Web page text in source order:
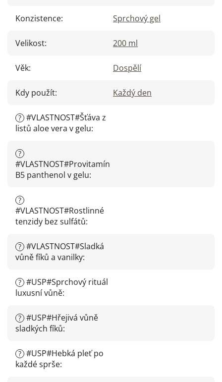
Konzistence: Sprchový gel
Velikost: 200 ml
Věk: Dospělí
Kdy použít: Každý den
? #VLASTNOST#Šťáva z
listů aloe vera v gelu:
?
#VLASTNOST#Provitamín
B5 panthenol v gelu:
?
#VLASTNOST#Rostlinné
tenzidy bez sulfátů:
? #VLASTNOST#Sladká
vůně fíků a vanilky:
? #USP#Sprchový rituál
luxusní vůně:
? #USP#Hřejivá vůně
sladkých fíků:
? #USP#Hebká pleť po
každé sprše: